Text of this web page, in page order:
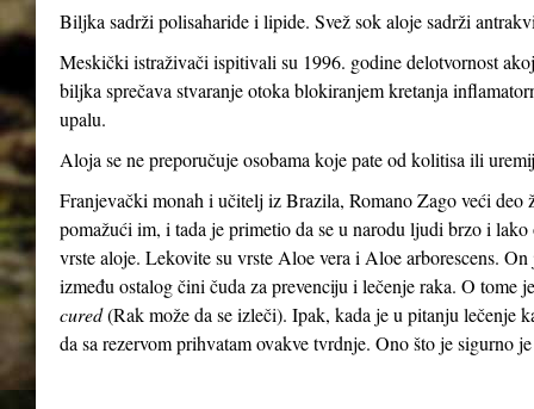
Biljka sadrži polisaharide i lipide. Svež sok aloje sadrži
Meskički istraživači ispitivali su 1996. godine delotvornost
biljka sprečava stvaranje otoka blokiranjem kretanja
upalu.
Aloja se ne preporučuje osobama koje pate od kolitisa ili
Franjevački monah i učitelj iz Brazila, Romano Zago veći deo
pomažući im, i tada je primetio da se u narodu ljudi brzo i
vrste aloje. Lekovite su vrste Aloe vera i Aloe arborescens.
između ostalog čini čuda za prevenciju i lečenje raka. O
cured(Rak može da se izleči). Ipak, kada je u pitanju lečenje
da sa rezervom prihvatam ovakve tvrdnje. Ono što je sigurno